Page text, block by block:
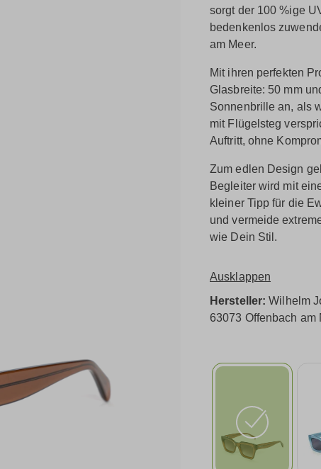
sorgt der 100 %ige
bedenkenlos
am Meer.
Mit ihren perfekten
Glasbreite: 50 mm
Sonnenbrille an, als
mit Flügelsteg
Auftritt, ohne
Zum edlen Design
Begleiter wird mit
kleiner Tipp für die
und vermeide
wie Dein Stil.
Ausklappen
Hersteller:Wilhelm
63073 Offenbach am